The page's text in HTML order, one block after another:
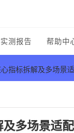
实测报告 帮助中
指标拆解及多场景
多场景适